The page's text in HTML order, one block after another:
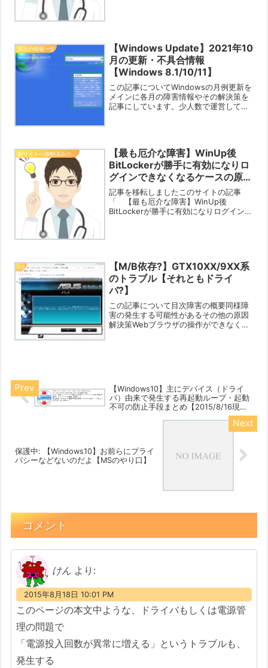
月次の情報一覧
【Windows Update】2021年10
月の更新・不具合情報
【Windows 8.1/10/11】
この記事についてWindowsの月例更新を
メインに各月の障害情報やその解決策を
記事にしています。少人数で運営してい
【最も厄介な障害】WinUp後
BitLockerが勝手に有効になりロ
グインできなくなるケースの原因
と防止策【考察】
記事を移転しましたこのサイトの記事
「 【最も厄介な障害】WinUp後
BitLockerが勝手に有効になりログインで
OS
【M/B依存?】GTX10XX/9XX系
のトラブル【それともドライ
バ?】
この記事について目次障害の概要同様障
害の発生する可能性があるその他の原因
解決策Webブラウザの操作ができなくな
【Windows10】主にデバイス（ドライ
バ）由来で発生する再起動ループ・起動
不可の防止手段まとめ【2015/8/16現
保護中: 【Windows10】お前らにプライ
バシーなどないのだよ【MSのやり口】
コメント
けん より:
2015年8月18日 10:01 PM
このページの本文中ような、ドライバもしくは電源管
理の問題で
「電源投入回数が異常に増える」というトラブルも、
発生する